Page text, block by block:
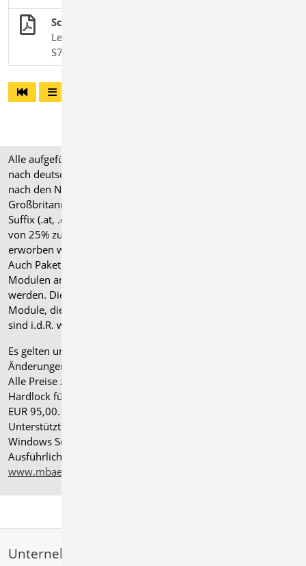
Schwalbenschwanz-Zapfenverbindung
Leistungsbeschreibung des BauStatik-Moduls
S715.de Holz-Schwalbenschwanzverbindung
Alle aufgeführten Preise verstehen sich für Module/Pakete
nach deutschen Normgrundlagen (".de"). Module, die auch
nach den Normen für Österreich, Schweiz, Italien und
Großbritannien verfügbar sind, tragen ein entsprechendes
Suffix (.at, .ch, .it bzw. .uk) und können gegen einen Aufpreis
von 25% zusammen mit dem jeweiligen ".de"-Modul
erworben werden.
Auch Pakete können gegen einen Aufpreis von 25% mit
Modulen anderer Normen (.at, .ch, .it bzw. .uk) erweitert
werden. Die Paketerweiterung umfasst alle entsprechenden
Module, die zum Zeitpunkt des Kaufs verfügbar sind. Das
sind i.d.R. weniger Module als nach deutscher Norm.
Es gelten unsere
Änderungen und Irrtümer vorbehalten.
Alle Preise zzgl. Versandkosten und gesetzlicher MwSt.
Hardlock für Einzelplatzlizenz, je Arbeitsplatz erforderlich
EUR 95,00. Folgelizenz-/Netzwerkbedingungen auf Anfrage.
Unterstützte Betriebssysteme: Windows
Windows Server 2025 mit Windows Terminal Server.
Ausführliche Informationen auf
www.mbaec.de/service/systemvoraussetzungen
Unternehmen